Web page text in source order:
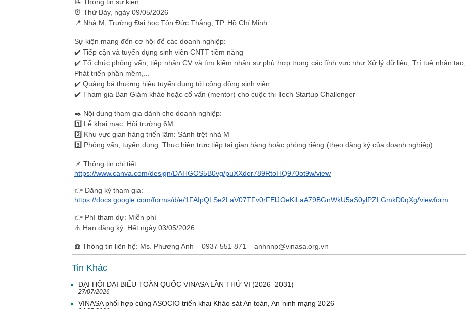
📝 Thông tin sự kiện:
⏰ Thứ Bảy, ngày 09/05/2026
📍 Nhà M, Trường Đại học Tôn Đức Thắng, TP. Hồ Chí Minh
Sự kiện mang đến cơ hội để các doanh nghiệp:
✔️ Tiếp cận và tuyển dụng sinh viên CNTT tiềm năng
✔️ Tổ chức phỏng vấn, tiếp nhận CV và tìm kiếm nhân sự phù hợp trong các lĩnh vực như Xử lý dữ liệu, Trí tuệ nhân tạo,
Phát triển phần mềm,...
✔️ Quảng bá thương hiệu tuyển dụng tới cộng đồng sinh viên
✔️ Tham gia Ban Giám khảo hoặc cố vấn (mentor) cho cuộc thi Tech Startup Challenger
✒️ Nội dung tham gia dành cho doanh nghiệp:
1️⃣ Lễ khai mạc: Hội trường 6M
2️⃣ Khu vực gian hàng triển lãm: Sảnh trệt nhà M
3️⃣ Phỏng vấn, tuyển dụng: Thực hiện trực tiếp tại gian hàng hoặc phòng riêng (theo đăng ký của doanh nghiệp)
📌 Thông tin chi tiết:
https://www.canva.com/design/DAHGOS5B0vg/puXXder789RtoHQ970ot9w/view
👉 Đăng ký tham gia:
https://docs.google.com/forms/d/e/1FAIpQLSe2LaV07TFv0rFElJOeKiLaA79BGnWkU5aS0ylPZLGmkD0qXg/viewform
👉 Phí tham dự: Miễn phí
⚠️ Hạn đăng ký: Hết ngày 03/05/2026
☎️ Thông tin liên hệ: Ms. Phương Anh – 0937 551 871 – anhnnp@vinasa.org.vn
Tin Khác
ĐẠI HỘI ĐẠI BIỂU TOÀN QUỐC VINASA LẦN THỨ VI (2026–2031)
27/07/2026
VINASA phối hợp cùng ASOCIO triển khai Khảo sát An toàn, An ninh mạng 2026